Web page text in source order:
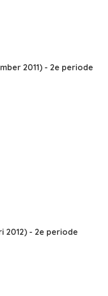
2011) - 2e periode
2012) - 2e periode